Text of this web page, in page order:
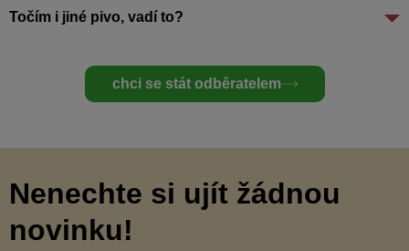
Točím i jiné pivo, vadí to?
chci se stát odběratelem
Nenechte si ujít žádnou
novinku!